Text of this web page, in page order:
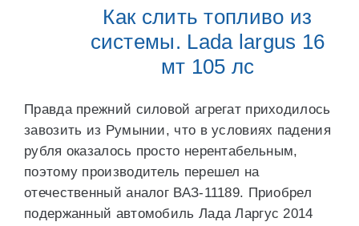
Как слить топливо из
системы. Lada largus 16
мт 105 лс
Правда прежний силовой агрегат приходилось
завозить из Румынии, что в условиях падения
рубля оказалось просто нерентабельным,
поэтому производитель перешел на
отечественный аналог ВАЗ-11189. Приобрел
подержанный автомобиль Лада Ларгус 2014